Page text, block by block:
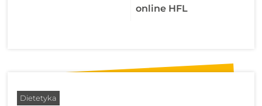
online HFL
Dietetyka